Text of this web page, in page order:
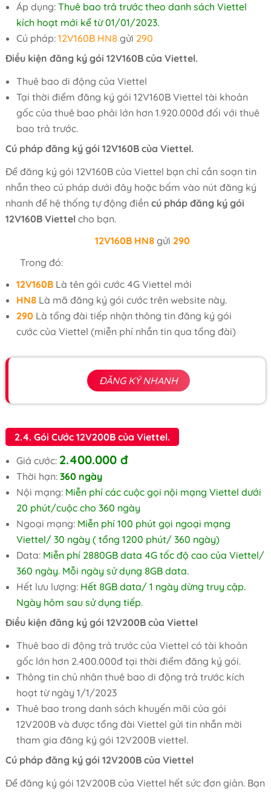
Áp dụng: Thuê bao trả trước theo danh sách Viettel
kích hoạt mới kể từ 01/01/2023.
Cú pháp: 12V160B HN8 gửi 290
Điều kiện đăng ký gói 12V160B của Viettel.
Thuê bao di động của Viettel
Tại thời điểm đăng ký gói 12V160B Viettel tài khoản
gốc của thuê bao phải lớn hơn 1.920.000đ đối với thuê
bao trả trước.
Cú pháp đăng ký gói 12V160B của Viettel.
Để đăng ký gói 12V160B của Viettel bạn chỉ cần soạn tin
nhắn theo cú pháp dưới đây hoặc bấm vào nút đăng ký
nhanh để hệ thống tự động điền cú pháp đăng ký gói
12V160B Viettel cho bạn.
12V160B HN8 gửi 290
Trong đó:
12V160B Là tên gói cước 4G Viettel mới
HN8 Là mã đăng ký gói cước trên website này.
290Là tổng đài tiếp nhận thông tin đăng ký gói
cước của Viettel (miễn phí nhắn tin qua tổng đài)
ĐĂNG KÝ NHANH
2.4. Gói Cước 12V200B của Viettel.
Giá cước: 2.400.000 đ
Thời hạn: 360 ngày
Nội mạng:Miễn phí các cuộc gọi nội mạng Viettel dưới
20 phút/cuộc cho 360 ngày
Ngoại mạng: Miễn phí 100 phút gọi ngoại mạng
Viettel/ 30 ngày ( tổng 1200 phút/ 360 ngày)
Data: Miễn phí 2880GB data 4G tốc độ cao của Viettel/
360 ngày. Mỗi ngày sử dụng 8GB data.
Hết lưu lượng:Hết 8GB data/ 1 ngày dừng truy cập.
Ngày hôm sau sử dụng tiếp.
Điều kiện đăng ký gói 12V200B của Viettel
Thuê bao di động trả trước của Viettel có tài khoản
gốc lớn hơn 2.400.000đ tại thời điểm đăng ký gói.
Thông tin chủ nhân thuê bao di động trả trước kích
hoạt từ ngày 1/1/2023
Thuê bao trong danh sách khuyến mãi của gói
12V200B và được tổng đài Viettel gửi tin nhắn mời
tham gia đăng ký gói 12V200B viettel.
Cú pháp đăng ký gói 12V200B của Viettel
Để đăng ký gói 12V200B của Viettel hết sức đơn giản. Bạn